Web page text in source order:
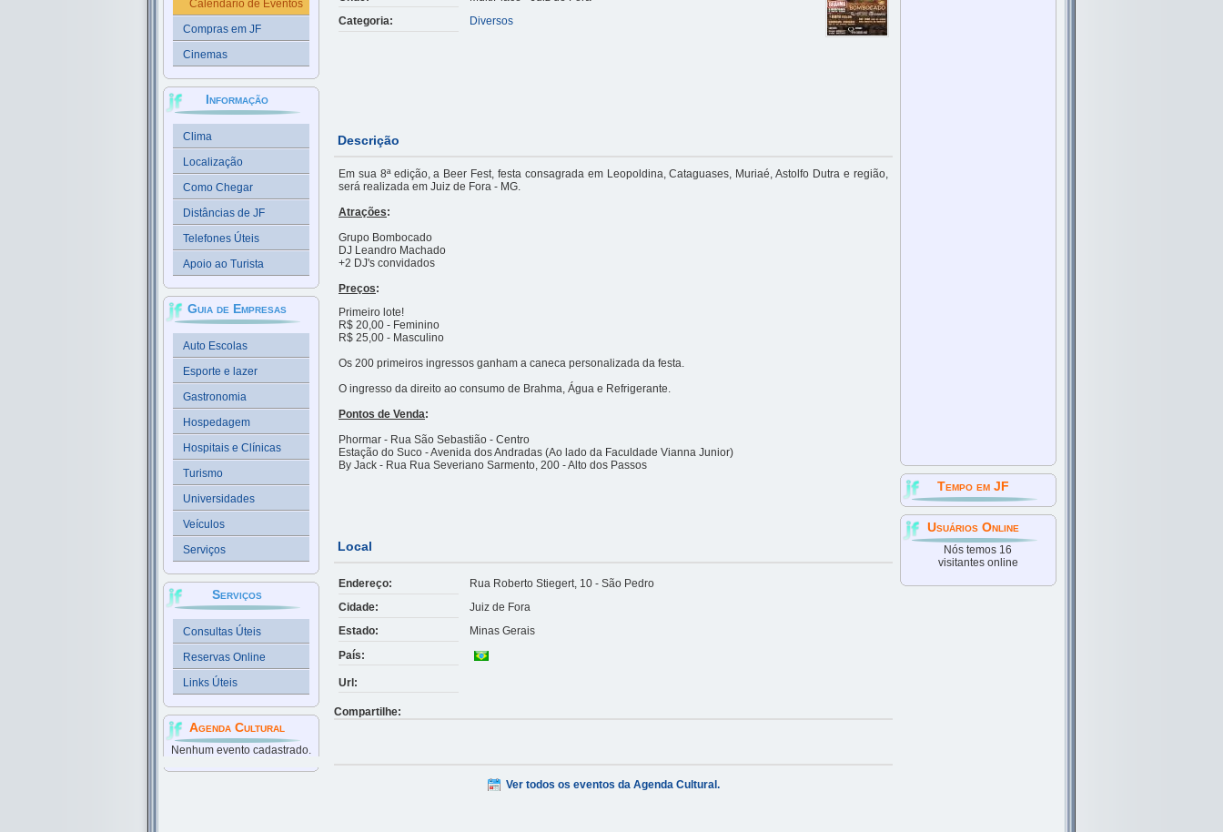
Calendário de Eventos
Compras em JF
Cinemas
Informação
Clima
Localização
Como Chegar
Distâncias de JF
Telefones Úteis
Apoio ao Turista
Guia de Empresas
Auto Escolas
Esporte e lazer
Gastronomia
Hospedagem
Hospitais e Clínicas
Turismo
Universidades
Veículos
Serviços
Serviços
Consultas Úteis
Reservas Online
Links Úteis
Agenda Cultural
Nenhum evento cadastrado.
Categoria:
Diversos
Descrição
Em sua 8ª edição, a Beer Fest, festa consagrada em Leopoldina, Cataguases, Muriaé, Astolfo Dutra e região,
será realizada em Juiz de Fora - MG.
Atrações:
Grupo Bombocado
DJ Leandro Machado
+2 DJ's convidados
Preços:
Primeiro lote!
R$ 20,00 - Feminino
R$ 25,00 - Masculino
Os 200 primeiros ingressos ganham a caneca personalizada da festa.
O ingresso da direito ao consumo de Brahma, Água e Refrigerante.
Pontos de Venda:
Phormar - Rua São Sebastião - Centro
Estação do Suco - Avenida dos Andradas (Ao lado da Faculdade Vianna Junior)
By Jack - Rua Rua Severiano Sarmento, 200 - Alto dos Passos
Local
Endereço:
Rua Roberto Stiegert, 10 - São Pedro
Cidade:
Juiz de Fora
Estado:
Minas Gerais
País:
Url:
Compartilhe:
Ver todos os eventos da Agenda Cultural.
Tempo em JF
Usuários Online
Nós temos 16
visitantes online